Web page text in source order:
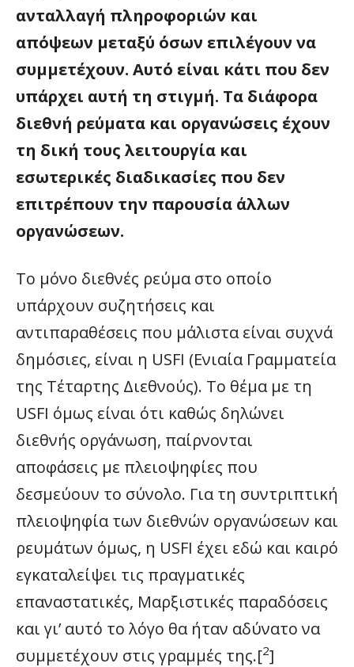
ανταλλαγή πληροφοριών και
απόψεων μεταξύ όσων επιλέγουν να
συμμετέχουν. Αυτό είναι κάτι που δεν
υπάρχει αυτή τη στιγμή. Τα διάφορα
διεθνή ρεύματα και οργανώσεις έχουν
τη δική τους λειτουργία και
εσωτερικές διαδικασίες που δεν
επιτρέπουν την παρουσία άλλων
οργανώσεων.
Το μόνο διεθνές ρεύμα στο οποίο
υπάρχουν συζητήσεις και
αντιπαραθέσεις που μάλιστα είναι συχνά
δημόσιες, είναι η USFI (Ενιαία Γραμματεία
της Τέταρτης Διεθνούς). Το θέμα με τη
USFI όμως είναι ότι καθώς δηλώνει
διεθνής οργάνωση, παίρνονται
αποφάσεις με πλειοψηφίες που
δεσμεύουν το σύνολο. Για τη συντριπτική
πλειοψηφία των διεθνών οργανώσεων και
ρευμάτων όμως, η USFI έχει εδώ και καιρό
εγκαταλείψει τις πραγματικές
επαναστατικές, Μαρξιστικές παραδόσεις
και γι’ αυτό το λόγο θα ήταν αδύνατο να
συμμετέχουν στις γραμμές της.[2]